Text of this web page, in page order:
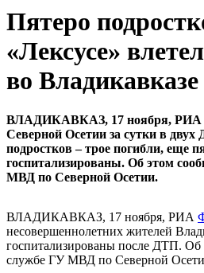
Пятеро
«Лексусе»
во Владикавказе
ВЛАДИКАВКАЗ, 17 ноября, РИА
Северной Осетии за сутки в
подростков – трое погибли, еще
госпитализированы. Об этом
МВД по Северной Осетии.
ВЛАДИКАВКАЗ, 17 ноября, РИА
несовершеннолетних жителей
госпитализированы после ДТП. Об
службе ГУ МВД по Северной